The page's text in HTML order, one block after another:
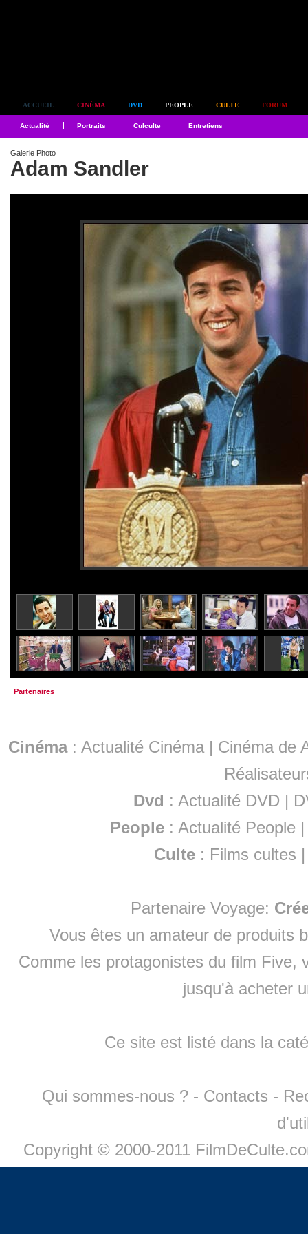
ACCUEIL CINÉMA DVD PEOPLE CULTE FORUM
Actualité Portraits Culculte Entretiens
Galerie Photo
Adam Sandler
Partenaires
Cinéma: Actualité Cinéma | Cinéma de
Dvd : Actualité DVD |
People :Actualité People
Culte : Films cultes
Partenaire Voyage:
Vous êtes un amateur de produits
Comme les protagonistes du film Five,
jusqu'à acheter
Ce site est listé dans la
Qui sommes-nous ? - Contacts -
Copyright © 2000-2011